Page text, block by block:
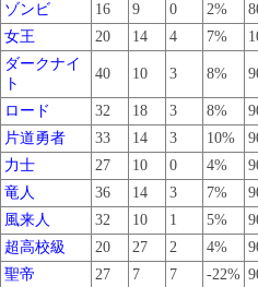
ゾンビ
16 9 0 2%
女王
20 14 4 7%
ダークナイ
ト
40 10 3 8%
ロード 32 18 3 8%
片道勇者
33 14 3 10%
力士
27 10 0 4%
竜人
36 14 3 7%
風来人
32 10 1 5%
超高校級
20 27 2 4%
聖帝
27 7 7 -22%